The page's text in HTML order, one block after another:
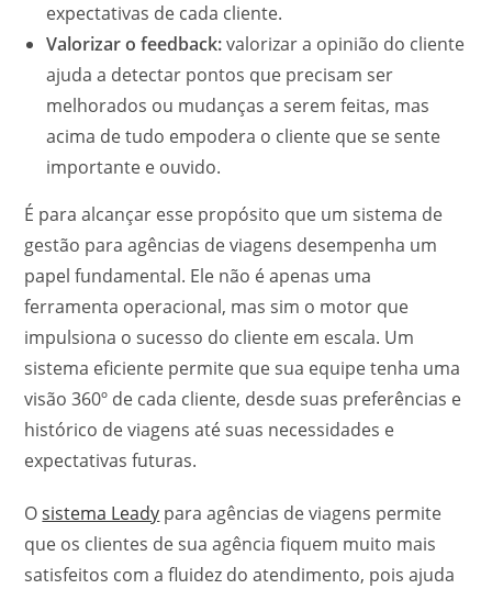
expectativas de cada cliente.
Valorizar o feedback:valorizar a opinião do cliente
ajuda a detectar pontos que precisam ser
melhorados ou mudanças a serem feitas, mas
acima de tudo empodera o cliente que se sente
importante e ouvido.
É para alcançar esse propósito que um sistema de
gestão para agências de viagens desempenha um
papel fundamental. Ele não é apenas uma
ferramenta operacional, mas sim o motor que
impulsiona o sucesso do cliente em escala. Um
sistema eficiente permite que sua equipe tenha uma
visão 360º de cada cliente, desde suas preferências e
histórico de viagens até suas necessidades e
expectativas futuras.
Osistema Leady para agências de viagens permite
que os clientes de sua agência fiquem muito mais
satisfeitos com a fluidez do atendimento, pois ajuda